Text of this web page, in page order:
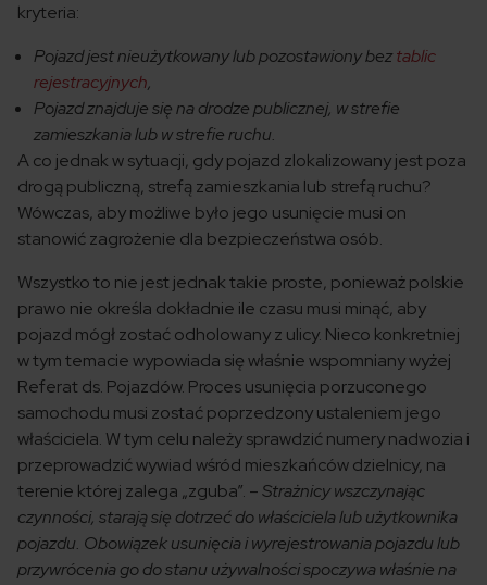
kryteria:
Pojazd jest nieużytkowany lub pozostawiony beztablic
rejestracyjnych,
Pojazd znajduje się na drodze publicznej, w strefie
zamieszkania lub w strefie ruchu.
A co jednak w sytuacji, gdy pojazd zlokalizowany jest poza
drogą publiczną, strefą zamieszkania lub strefą ruchu?
Wówczas, aby możliwe było jego usunięcie musi on
stanowić zagrożenie dla bezpieczeństwa osób.
Wszystko to nie jest jednak takie proste, ponieważ polskie
prawo nie określa dokładnie ile czasu musi minąć, aby
pojazd mógł zostać odholowany z ulicy. Nieco konkretniej
w tym temacie wypowiada się właśnie wspomniany wyżej
Referat ds. Pojazdów. Proces usunięcia porzuconego
samochodu musi zostać poprzedzony ustaleniem jego
właściciela. W tym celu należy sprawdzić numery nadwozia i
przeprowadzić wywiad wśród mieszkańców dzielnicy, na
terenie której zalega „zguba”. –Strażnicy wszczynając
czynności, starają się dotrzeć do właściciela lub użytkownika
pojazdu. Obowiązek usunięcia i wyrejestrowania pojazdu lub
przywrócenia go do stanu używalności spoczywa właśnie na